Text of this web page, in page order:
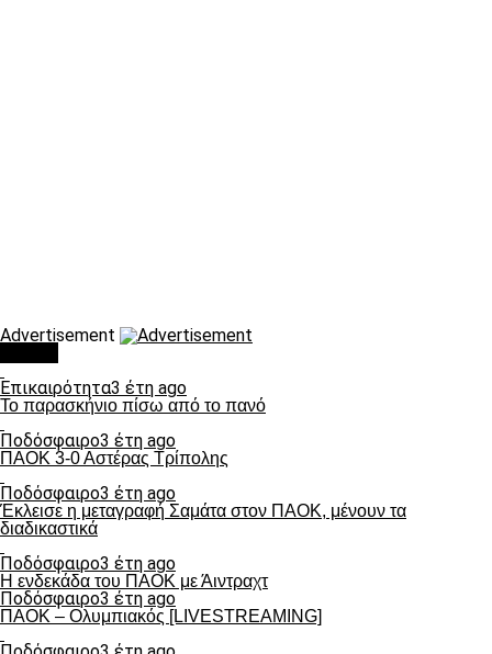
Advertisement
Επικαιρότητα3 έτη ago
Το παρασκήνιο πίσω από το πανό
Ποδόσφαιρο3 έτη ago
ΠΑΟΚ 3-0 Αστέρας Τρίπολης
Ποδόσφαιρο3 έτη ago
Έκλεισε η μεταγραφή Σαμάτα στον ΠΑΟΚ, μένουν τα
διαδικαστικά
Ποδόσφαιρο3 έτη ago
Η ενδεκάδα του ΠΑΟΚ με Άιντραχτ
Ποδόσφαιρο3 έτη ago
ΠΑΟΚ – Ολυμπιακός [LIVESTREAMING]